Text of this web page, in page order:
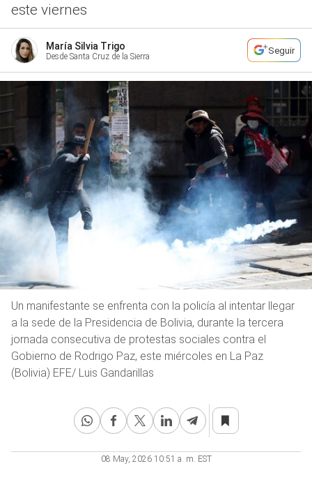
este viernes
María Silvia Trigo
Desde Santa Cruz de la Sierra
Seguir
Un manifestante se enfrenta con la policía al intentar llegar
a la sede de la Presidencia de Bolivia, durante la tercera
jornada consecutiva de protestas sociales contra el
Gobierno de Rodrigo Paz, este miércoles en La Paz
(Bolivia) EFE/ Luis Gandarillas
08 May, 2026 10:51 a. m. EST